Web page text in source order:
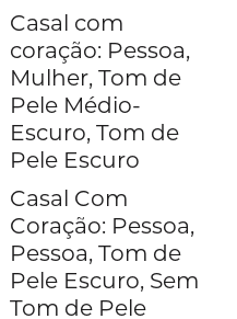
Casal com
coração: Pessoa,
Mulher, Tom de
Pele Médio-
Escuro, Tom de
Pele Escuro
Casal Com
Coração: Pessoa,
Pessoa, Tom de
Pele Escuro, Sem
Tom de Pele